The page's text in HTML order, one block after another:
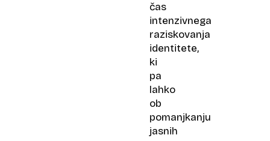
čas
intenzivnega
raziskovanja
identitete,
ki
pa
lahko
ob
pomanjkanju
jasnih